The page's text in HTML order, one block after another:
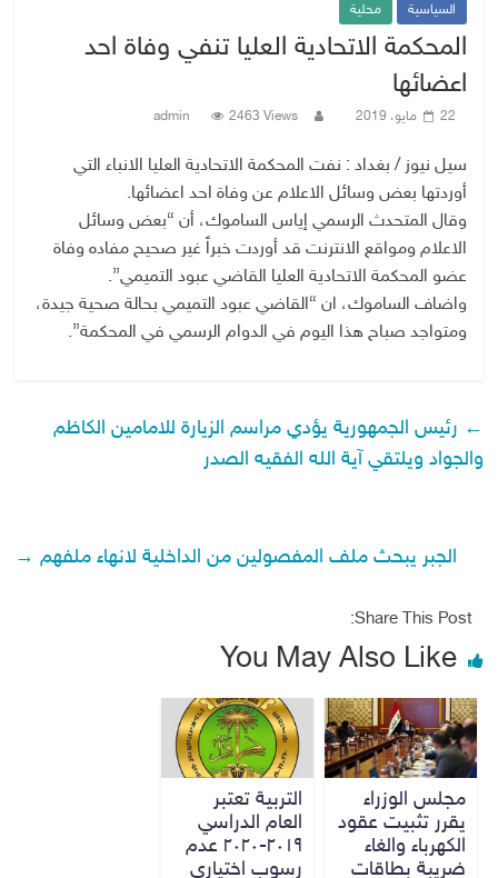
السياسية محلية
المحكمة الاتحادية العليا تنفي وفاة احد
اعضائها
22 مايو، 2019 admin 2463 Views
سيل نيوز / بغداد : نفت المحكمة الاتحادية العليا الانباء التي
أوردتها بعض وسائل الاعلام عن وفاة احد اعضائها.
وقال المتحدث الرسمي إياس الساموك، أن “بعض وسائل
الاعلام ومواقع الانترنت قد أوردت خبراً غير صحيح مفاده وفاة
عضو المحكمة الاتحادية العليا القاضي عبود التميمي”.
واضاف الساموك، ان “القاضي عبود التميمي بحالة صحية جيدة،
ومتواجد صباح هذا اليوم في الدوام الرسمي في المحكمة”.
← رئيس الجمهورية يؤدي مراسم الزيارة للامامين الكاظم
والجواد ويلتقي آية الله الفقيه الصدر
الجبر يبحث ملف المفصولين من الداخلية لانهاء ملفهم →
Share This Post:
You May Also Like
مجلس الوزراء
يقرر تثبيت عقود
الكهرباء والغاء
ضريبة بطاقات
التربية تعتبر
العام الدراسي
٢٠١٩-٢٠٢٠ عدم
رسوب اختياري